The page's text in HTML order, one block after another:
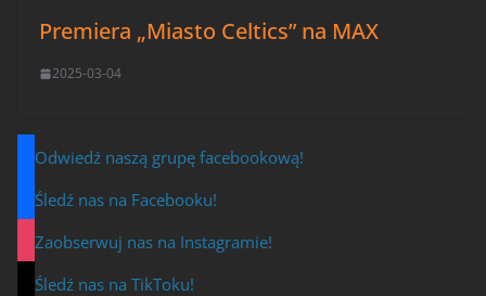
Premiera „Miasto Celtics” na MAX
2025-03-04
Odwiedź naszą grupę facebookową!
Śledź nas na Facebooku!
Zaobserwuj nas na Instagramie!
Śledź nas na TikToku!